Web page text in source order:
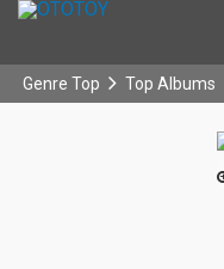
Genre Top Top Albums